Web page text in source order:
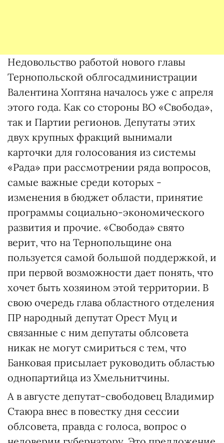
Недовольство работой нового главы
Тернопольской облгосадминистрации
Валентина Хоптяна началось уже с апреля
этого года. Как со стороны ВО «Свобода»,
так и Партии регионов. Депутаты этих
двух крупных фракций вынимали
карточки для голосования из системы
«Рада» при рассмотрении ряда вопросов,
самые важные среди которых -
изменения в бюджет области, принятие
программы социально-экономического
развития и прочие. «Свобода» свято
верит, что на Тернопольщине она
пользуется самой большой поддержкой, и
при первой возможности дает понять, что
хочет быть хозяином этой территории. В
свою очередь глава областного отделения
ПР народный депутат Орест Муц и
связанные с ним депутаты облсовета
никак не могут смириться с тем, что
Банковая присылает руководить областью
однопартийца из Хмельнитчины.
А в августе депутат-свободовец Владимир
Стаюра внес в повестку дня сессии
облсовета, правда с голоса, вопрос о